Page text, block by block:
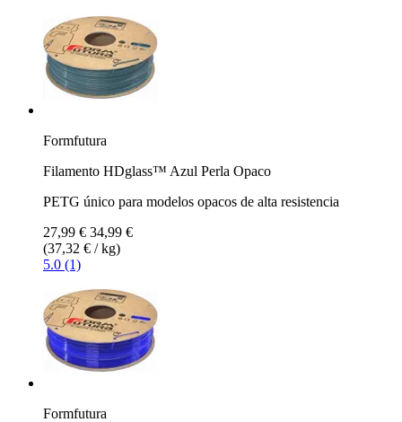
Formfutura
Filamento HDglass™ Azul Perla Opaco
PETG único para modelos opacos de alta resistencia
27,99 € 34,99 €
(37,32 € / kg)
5.0 (1)
Formfutura